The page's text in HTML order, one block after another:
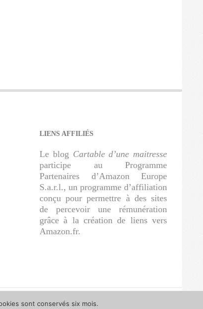
LIENS AFFILIÉS
Le blog Cartable d’une maitresse
participe au Programme
Partenaires d’Amazon Europe
S.a.r.l., un programme d’affiliation
conçu pour permettre à des sites
de percevoir une rémunération
grâce à la création de liens vers
Amazon.fr.
sont conservés six mois.